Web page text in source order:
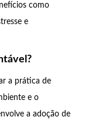
como
e
a prática de
e o
a adoção de